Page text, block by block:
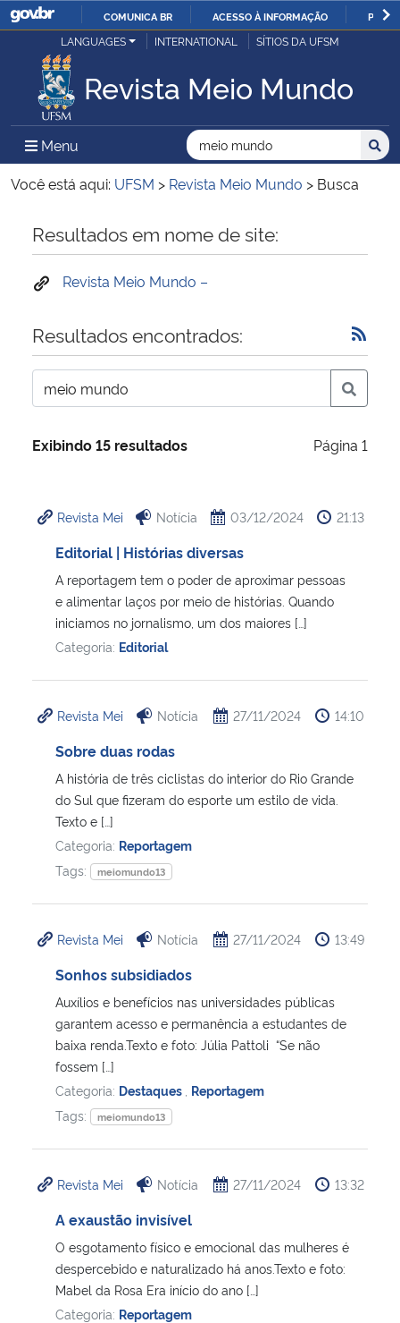
IR
O
COMUNICA BR ACESSO À INFORMAÇÃO
Ministério da Justiça e Segurança Pública
Ministério da Defesa
Ministério das Relações Exteriores
Ministério da Economia
Ministério da Infraestrutura
Ministério da Educação
Ministério de Minas e Energia
Ministério da Ciência, Tecnologia, Inovações e Comunicações
Ministério do Meio Ambiente
Ministério do Turismo
Controladoria-Geral da União
Ministério da Mulher, da Família e dos Direitos Humanos
Secretaria-Geral
Gabinete de Segurança Institucional
Advocacia-Geral da União
Banco Central do Brasil
LANGUAGES INTERNATIONAL SÍTIOS DA UFSM
Revista Meio Mundo
Menu Menu Principal do Sítio
Busca
Buscar no no Sítio
Busca:
Você está aqui: UFSM > Revista Meio Mundo > Busca
Início do conteúdo
Resultados em nome de site:
Revista Meio Mundo –
Resultados encontrados:
Exibindo 15 resultados Página 1
Revista Mei Notícia 03/12/2024 21:13
Editorial | Histórias diversas
A reportagem tem o poder de aproximar pessoas
e alimentar laços por meio de histórias. Quando
iniciamos no jornalismo, um dos maiores […]
Categoria: Editorial
Revista Mei Notícia 27/11/2024 14:10
Sobre duas rodas
A história de três ciclistas do interior do Rio Grande
do Sul que fizeram do esporte um estilo de vida.
Texto e […]
Categoria: Reportagem
Tags:
meiomundo13
Revista Mei Notícia 27/11/2024 13:49
Sonhos subsidiados
Auxílios e benefícios nas universidades públicas
garantem acesso e permanência a estudantes de
baixa renda.Texto e foto: Júlia Pattoli “Se não
fossem […]
Categoria: Destaques Reportagem
Tags:
meiomundo13
Revista Mei Notícia 27/11/2024 13:32
A exaustão invisível
O esgotamento físico e emocional das mulheres é
despercebido e naturalizado há anos.Texto e foto:
Mabel da Rosa Era início do ano […]
Categoria: Reportagem